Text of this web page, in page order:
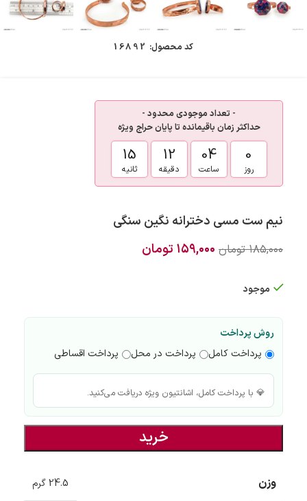
کد محصول: 16892
- تعداد موجودی محدود -
حداکثر زمان باقیمانده تا پایان حراج ویژه
0
روز
04
ساعت
12
دقیقه
15
ثانیه
نیم ست مسی دخترانه نگین سنگی
۱۸۵,۰۰۰ تومان ۱۵۹,۰۰۰ تومان
موجود
روش پرداخت
پرداخت کامل
پرداخت در محل پرداخت اقساطی
💎 با پرداخت کامل، اشانتیون ویژه دریافت می‌کنید.
خرید
وزن 24.5 گرم